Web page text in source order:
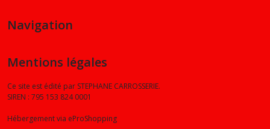
Navigation
Mentions légales
Ce site est édité par STEPHANE CARROSSERIE.
SIREN : 795 153 824 0001
Hébergement via eProShopping